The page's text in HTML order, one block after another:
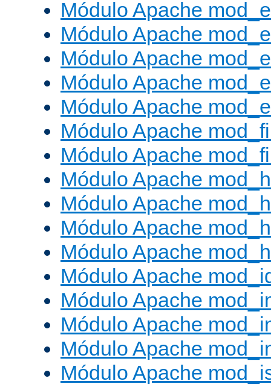
Módulo Apache
Módulo Apache
Módulo Apache
Módulo Apache
Módulo Apache
Módulo Apache
Módulo Apache
Módulo Apache
Módulo Apache
Módulo Apache
Módulo Apache
Módulo Apache
Módulo Apache
Módulo Apache
Módulo Apache
Módulo Apache